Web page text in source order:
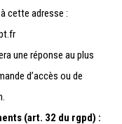
cette adresse :
une réponse au plus
d’accès ou de
(art. 32 du rgpd) :